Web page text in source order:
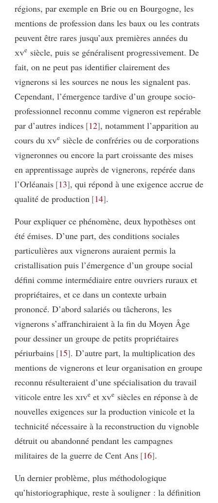
régions, par exemple en Brie ou en Bourgogne, les
mentions de profession dans les baux ou les contrats
peuvent être rares jusqu’aux premières années du
xve siècle, puis se généralisent progressivement. De
fait, on ne peut pas identifier clairement des
vignerons si les sources ne nous les signalent pas.
Cependant, l’émergence tardive d’un groupe socio-
professionnel reconnu comme vigneron est repérable
par d’autres indices 12 , notamment l’apparition au
cours du xve siècle de confréries ou de corporations
vigneronnes ou encore la part croissante des mises
en apprentissage auprès de vignerons, repérée dans
l’Orléanais 13 , qui répond à une exigence accrue de
qualité de production 14 .
Pour expliquer ce phénomène, deux hypothèses ont
été émises. D’une part, des conditions sociales
particulières aux vignerons auraient permis la
cristallisation puis l’émergence d’un groupe social
défini comme intermédiaire entre ouvriers ruraux et
propriétaires, et ce dans un contexte urbain
prononcé. D’abord salariés ou tâcherons, les
vignerons s’affranchiraient à la fin du Moyen Âge
pour dessiner un groupe de petits propriétaires
périurbains 15 . D’autre part, la multiplication des
mentions de vignerons et leur organisation en groupe
reconnu résulteraient d’une spécialisation du travail
viticole entre les xive et xve siècles en réponse à de
nouvelles exigences sur la production vinicole et la
technicité nécessaire à la reconstruction du vignoble
détruit ou abandonné pendant les campagnes
militaires de la guerre de Cent Ans 16 .
Un dernier problème, plus méthodologique
qu’historiographique, reste à souligner : la définition